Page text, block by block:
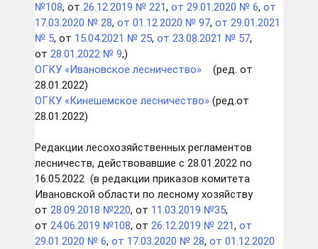
№108, от 26.12.2019 № 221, от 29.01.2020 № 6, от
17.03.2020 № 28, от 01.12.2020 № 97, от 29.01.2021
№ 5, от 15.04.2021 № 25, от 23.08.2021 № 57,
от 28.01.2022 № 9,)
ОГКУ «Ивановское лесничество» (ред. от
28.01.2022)
ОГКУ «Кинешемское лесничество» (ред.от
28.01.2022)
Редакции лесохозяйственных регламентов
лесничеств, действовавшие с 28.01.2022 по
16.05.2022 (в редакции приказов комитета
Ивановской области по лесному хозяйству
от 28.09.2018 №220, от 11.03.2019 №35,
от 24.06.2019 №108, от 26.12.2019 № 221, от
29.01.2020 № 6, от 17.03.2020 № 28, от 01.12.2020